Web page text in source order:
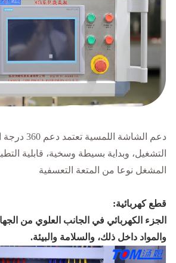
دعم الشاشة
التشغيل، وبداية بسيطة وسخية، قابلية
المشغل نوعا من المتعة التعسفية
قطع كهربائية:
الجزء الكهربائي في الجانب العلوي من
والمواد داخل ذلك، والسلامة والبيئة.